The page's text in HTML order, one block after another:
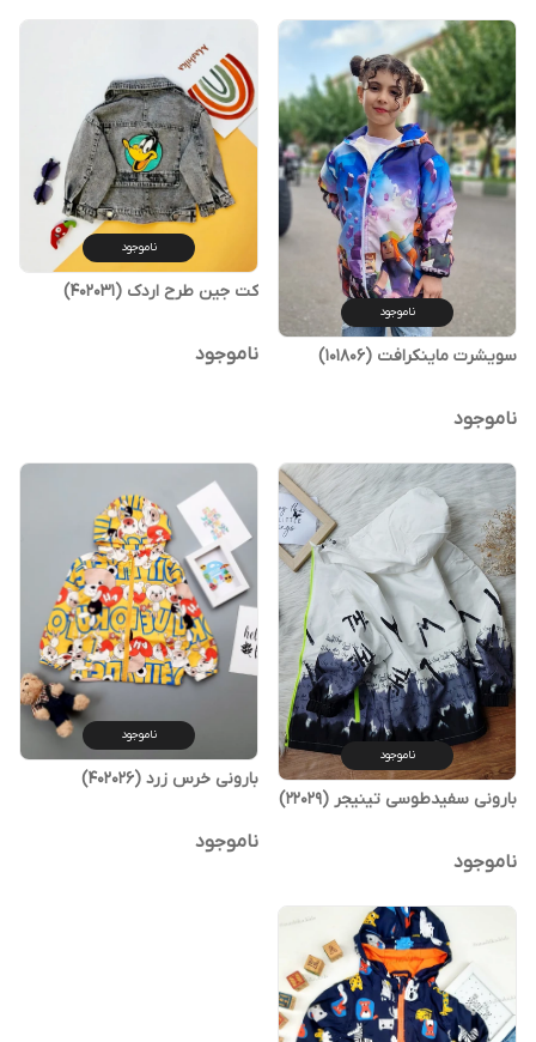
ناموجود
سویشرت ماینکرافت (101806)
ناموجود
ناموجود
کت جین طرح اردک (402031)
ناموجود
ناموجود
بارونی سفیدطوسی تینیجر (22029)
ناموجود
ناموجود
بارونی خرس زرد (402026)
ناموجود